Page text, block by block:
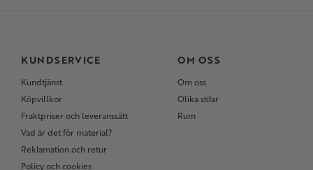
KUNDSERVICE
Kundtjänst
Köpvillkor
Fraktpriser och leveranssätt
Vad är det för material?
Reklamation och retur
Policy och cookies
OM OSS
Om oss
Olika stilar
Rum